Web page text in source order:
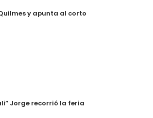
y apunta al corto
Jorge recorrió la feria